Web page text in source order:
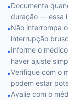
•Documente
duração — essa
•Não interrompa
interrupção
•Informe o
haver ajuste
•Verifique com o
podem estar
•Avalie com o